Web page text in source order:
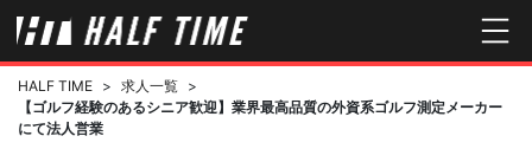
HALF TIME > 求人一覧 >
【ゴルフ経験のあるシニア歓迎】業界最高品質の外資系ゴルフ測定メーカー
にて法人営業